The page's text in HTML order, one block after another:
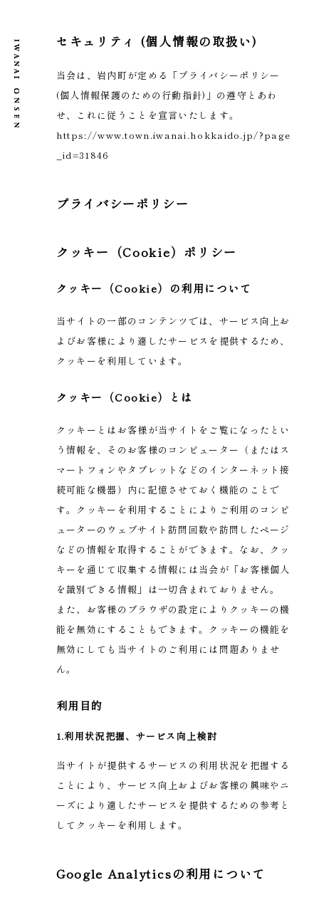
セキュリティ (個人情報の取扱い)
当会は、岩内町が定める「プライバシーポリシー
(個人情報保護のための行動指針)」の遵守とあわ
せ、これに従うことを宣言いたします。
https://www.town.iwanai.hokkaido.jp/?page
_id=31846
プライバシーポリシー
クッキー（Cookie）ポリシー
クッキー（Cookie）の利用について
当サイトの一部のコンテンツでは、サービス向上お
よびお客様により適したサービスを提供するため、
クッキーを利用しています。
クッキー（Cookie）とは
クッキーとはお客様が当サイトをご覧になったとい
う情報を、そのお客様のコンピューター（またはス
マートフォンやタブレットなどのインターネット接
続可能な機器）内に記憶させておく機能のことで
す。クッキーを利用することによりご利用のコンピ
ューターのウェブサイト訪問回数や訪問したページ
などの情報を取得することができます。なお、クッ
キーを通じて収集する情報には当会が「お客様個人
を識別できる情報」は一切含まれておりません。
また、お客様のブラウザの設定によりクッキーの機
能を無効にすることもできます。クッキーの機能を
無効にしても当サイトのご利用には問題ありませ
ん。
利用目的
1.利用状況把握、サービス向上検討
当サイトが提供するサービスの利用状況を把握する
ことにより、サービス向上およびお客様の興味やニ
ーズにより適したサービスを提供するための参考と
してクッキーを利用します。
Google Analyticsの利用について